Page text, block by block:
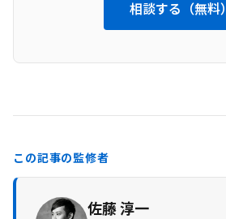
相談する（無料）
この記事の監修者
佐藤 淳一